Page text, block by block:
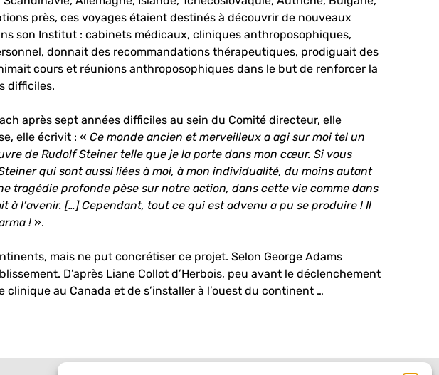
près, ces voyages étaient destinés à découvrir de nouveaux
son Institut : cabinets médicaux, cliniques anthroposophiques,
donnait des recommandations thérapeutiques, prodiguait des
cours et réunions anthroposophiques dans le but de renforcer la
difficiles.
après sept années difficiles au sein du Comité directeur, elle
elle écrivit : « Ce monde ancien et merveilleux a agi sur moi tel un
de Rudolf Steiner telle que je la porte dans mon cœur. Si vous
qui sont aussi liées à moi, à mon individualité, du moins autant
tragédie profonde pèse sur notre action, dans cette vie comme dans
l’avenir. […] Cependant, tout ce qui est advenu a pu se produire ! Il
! ».
mais ne put concrétiser ce projet. Selon George Adams
D’après Liane Collot d’Herbois, peu avant le déclenchement
au Canada et de s’installer à l’ouest du continent …